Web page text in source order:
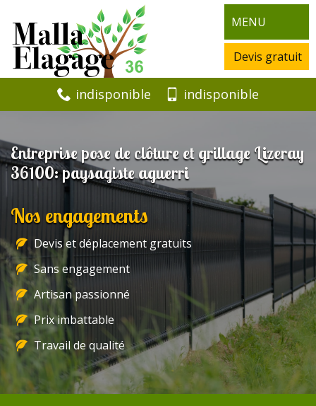
MENU
Devis gratuit
indisponible indisponible
Entreprise pose de clôture et grillage Lizeray
36100: paysagiste aguerri
Nos engagements
Devis et déplacement gratuits
Sans engagement
Artisan passionné
Prix imbattable
Travail de qualité